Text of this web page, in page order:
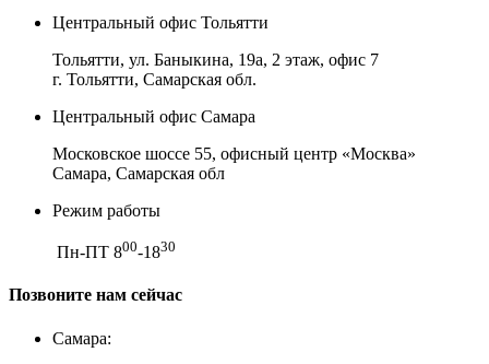
Центральный офис Тольятти
Тольятти, ул. Баныкина, 19а, 2 этаж, офис 7
г. Тольятти, Самарская обл.
Центральный офис Самара
Московское шоссе 55, офисный центр «Москва»
Самара, Самарская обл
Режим работы
Пн-ПТ 800-1830
Позвоните нам сейчас
Самара: